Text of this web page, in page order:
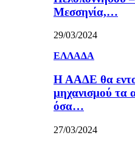
Μεσσηνία,…
29/03/2024
ΕΛΛΑΔΑ
Η ΑΑΔΕ θα
μηχανισμού τα
όσα…
27/03/2024